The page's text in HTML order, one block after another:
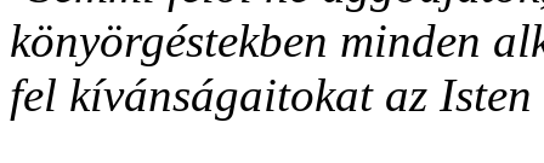
könyörgéstekben minden
fel kívánságaitokat az